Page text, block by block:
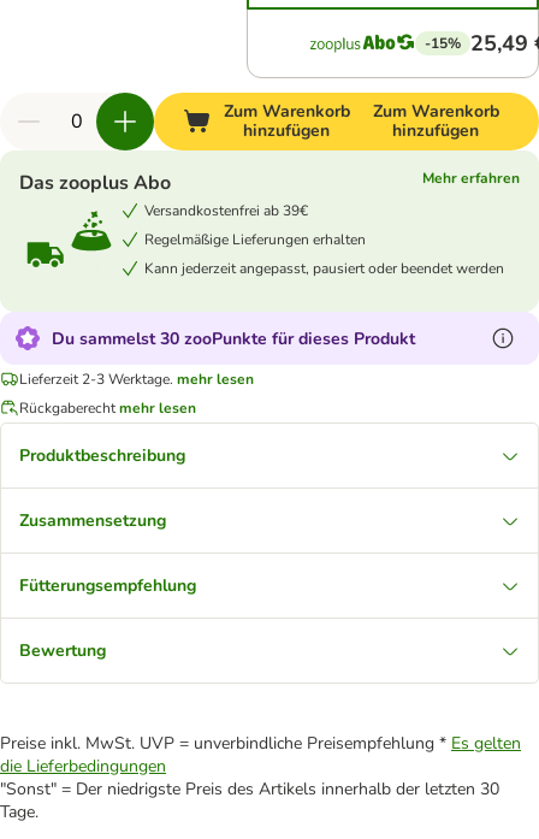
-15% 25,49
Zum Warenkorb
hinzufügen
Zum Warenkorb
hinzufügen
Das zooplus Abo
Mehr erfahren
Versandkostenfrei ab 39€
Regelmäßige Lieferungen erhalten
Kann jederzeit angepasst, pausiert oder beendet werden
Du sammelst 30 zooPunkte für dieses Produkt
Lieferzeit 2-3 Werktage. mehr lesen
Rückgaberechtmehr lesen
Produktbeschreibung
Zusammensetzung
Fütterungsempfehlung
Bewertung
Preise inkl. MwSt. UVP = unverbindliche Preisempfehlung * Es gelten
die Lieferbedingungen
"Sonst" = Der niedrigste Preis des Artikels innerhalb der letzten 30
Tage.